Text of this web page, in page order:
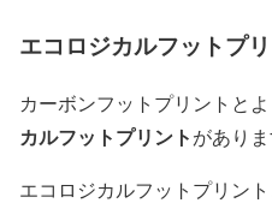
エコロジカルフットプ
カーボンフットプリントとよ
カルフットプリントがありま
エコロジカルフットプリン